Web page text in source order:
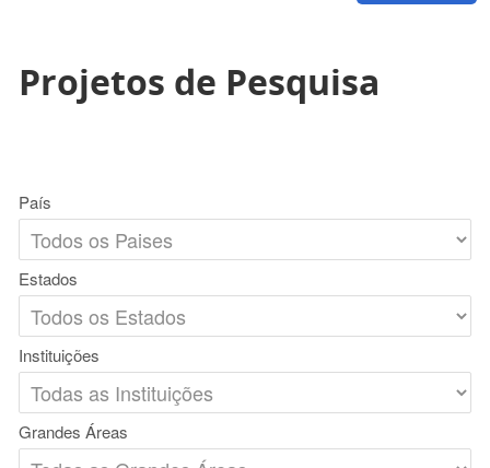
Projetos de Pesquisa
País
Estados
Instituições
Grandes Áreas